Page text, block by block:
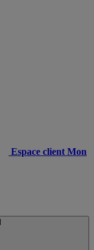
Espace client Mon